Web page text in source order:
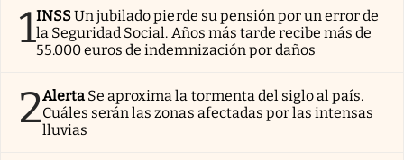
1INSSUn jubilado pierde su pensión por un error de
la Seguridad Social. Años más tarde recibe más de
55.000 euros de indemnización por daños
2Alerta Se aproxima la tormenta del siglo al país.
Cuáles serán las zonas afectadas por las intensas
lluvias